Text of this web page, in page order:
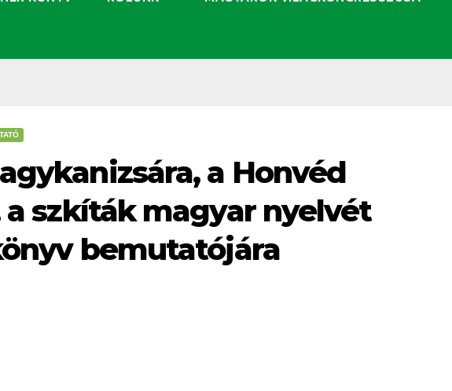
a Honvéd
a szkíták magyar nyelvét
bemutatójára